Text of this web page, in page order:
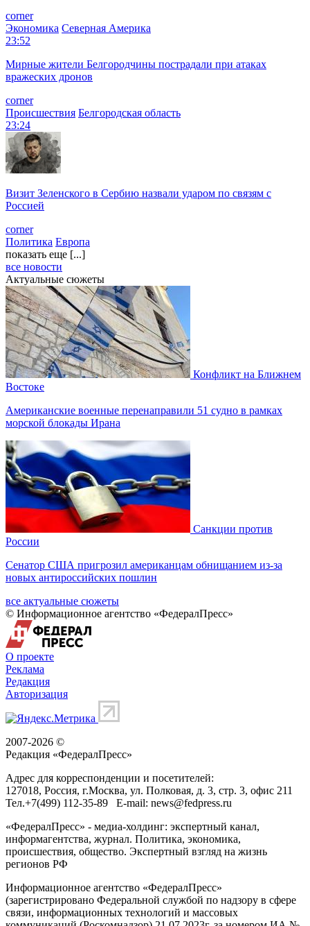
corner
Экономика Северная Америка
23:52
Мирные жители Белгородчины пострадали при атаках
вражеских дронов
corner
Происшествия Белгородская область
23:24
Визит Зеленского в Сербию назвали ударом по связям с
Россией
corner
Политика Европа
показать еще [...]
все новости
Актуальные сюжеты
Конфликт на Ближнем
Востоке
Американские военные перенаправили 51 судно в рамках
морской блокады Ирана
Санкции против
России
Сенатор США пригрозил американцам обнищанием из-за
новых антироссийских пошлин
все актуальные сюжеты
© Информационное агентство «ФедералПресс»
О проекте
Реклама
Редакция
Авторизация
2007-2026 ©
Редакция «ФедералПресс»
Адрес для корреспонденции и посетителей:
127018, Россия, г.Москва, ул. Полковая, д. 3, стр. 3, офис 211
Тел.+7(499) 112-35-89 E-mail: news@fedpress.ru
«ФедералПресс» - медиа-холдинг: экспертный канал,
информагентства, журнал. Политика, экономика,
происшествия, общество. Экспертный взгляд на жизнь
регионов РФ
Информационное агентство «ФедералПресс»
(зарегистрировано Федеральной службой по надзору в сфере
связи, информационных технологий и массовых